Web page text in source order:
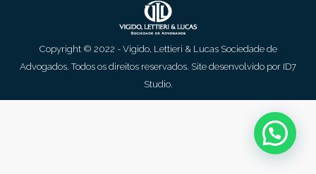
Copyright © 2022 - Vigido, Lettieri & Lucas Sociedade de
Advogados. Todos os direitos reservados. Site desenvolvido por ID7
Studio.